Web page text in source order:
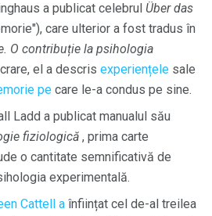
a publicat celebrul Über das
care ulterior a fost tradus în
O contribuție la psihologia
el a descris experiențele sale
pe care le-a condus pe sine.
Ladd a publicat manualul său
fiziologică , prima carte
o cantitate semnificativă de
experimentală.
Cattell a înființat cel de-al treilea